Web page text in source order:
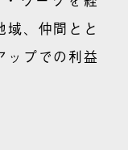
域、仲間とと
ップでの利益